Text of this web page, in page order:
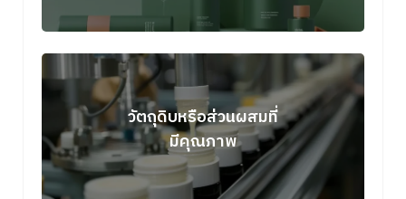
วัตถุดิบหรือส่วนผสมที่
มีคุณภาพ